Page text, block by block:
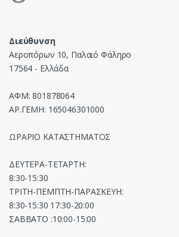
Διεύθυνση
Αεροπόρων 10, Παλαιό Φάληρο
17564 - Ελλάδα
ΑΦΜ: 801878064
ΑΡ.ΓΕΜΗ: 165046301000
ΩΡΑΡΙΟ ΚΑΤΑΣΤΗΜΑΤΟΣ
ΔΕΥΤΕΡΑ-ΤΕΤΑΡΤΗ:
8:30-15:30
ΤΡΙΤΗ-ΠΕΜΠΤΗ-ΠΑΡΑΣΚΕΥΗ:
8:30-15:30 17:30-20:00
ΣΑΒΒΑΤΟ :10:00-15:00